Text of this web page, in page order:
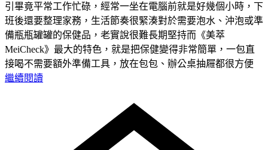
引畢竟平常工作忙碌，經常一坐在電腦前就是好幾個小時，下
班後還要整理家務，生活節奏很緊湊對於需要泡水、沖泡或準
備瓶瓶罐罐的保健品，老實說很難長期堅持而《美萃
MeiCheck》最大的特色，就是把保健變得非常簡單，一包直
接喝不需要額外準備工具，放在包包、辦公桌抽屜都很方便
繼續閱讀